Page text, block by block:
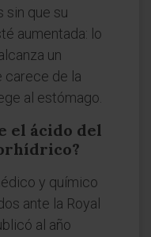
sin que su
aumentada: lo
un
de la
al estómago.
el ácido del
y químico
ante la Royal
al año